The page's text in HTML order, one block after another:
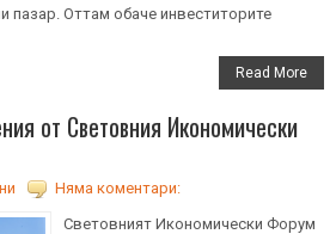
пазар. Оттам обаче инвеститорите
Read More
от Световния Икономически
Няма коментари:
Световният Икономически Форум